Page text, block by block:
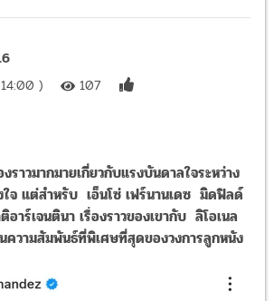
) 107
ราวมากมายเกี่ยวกับแรงบันดาลใจระหว่าง
ใจ แต่สำหรับ เอ็นโซ่ เฟร์นานเดซ มิดฟิลด์
าร์เจนตินา เรื่องราวของเขากับ ลิโอเนล
ความสัมพันธ์ที่พิเศษที่สุดของวงการลูกหนัง